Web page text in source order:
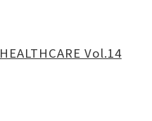
HEALTHCARE Vol.14